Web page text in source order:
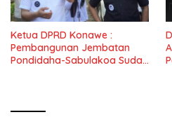
Ketua DPRD Konawe :
Pembangunan Jembatan
Pondidaha-Sabulakoa Sudah